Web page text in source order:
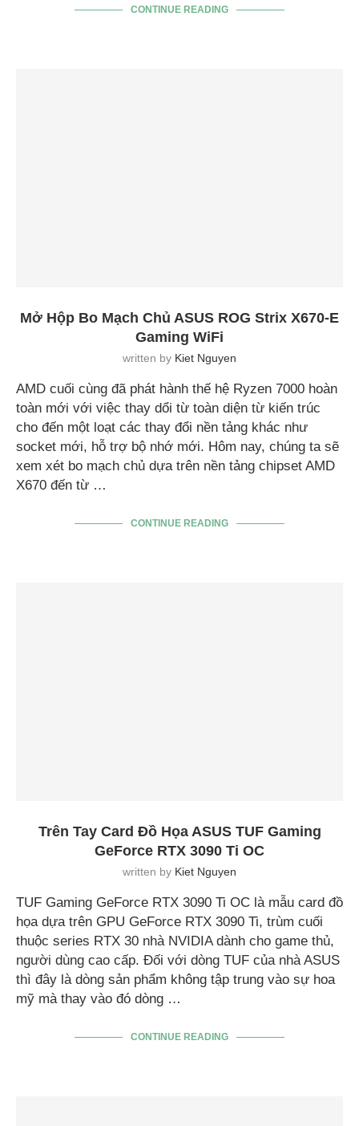
CONTINUE READING
Mở Hộp Bo Mạch Chủ ASUS ROG Strix X670-E
Gaming WiFi
written by Kiet Nguyen
AMD cuối cùng đã phát hành thế hệ Ryzen 7000 hoàn
toàn mới với việc thay dổi từ toàn diện từ kiến trúc
cho đến một loạt các thay đổi nền tảng khác như
socket mới, hỗ trợ bộ nhớ mới. Hôm nay, chúng ta sẽ
xem xét bo mạch chủ dựa trên nền tảng chipset AMD
X670 đến từ …
CONTINUE READING
Trên Tay Card Đồ Họa ASUS TUF Gaming
GeForce RTX 3090 Ti OC
written by Kiet Nguyen
TUF Gaming GeForce RTX 3090 Ti OC là mẫu card đồ
họa dựa trên GPU GeForce RTX 3090 Ti, trùm cuối
thuộc series RTX 30 nhà NVIDIA dành cho game thủ,
người dùng cao cấp. Đối với dòng TUF của nhà ASUS
thì đây là dòng sản phẩm không tập trung vào sự hoa
mỹ mà thay vào đó dòng …
CONTINUE READING